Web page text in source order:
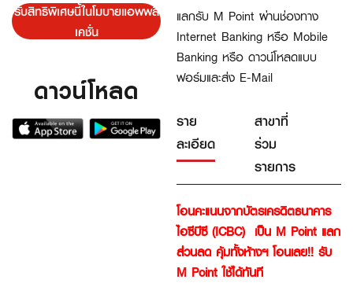
รับสิทธิพิเศษนี้ในโมบายแอพพลิ
เคชั่น
ดาวน์โหลด
แลกรับ M Point ผ่านช่องทาง
Internet Banking หรือ Mobile
Banking หรือ ดาวน์โหลดแบบ
ฟอร์มและส่ง E-Mail
ราย
ละเอียด
สาขาที่
ร่วม
รายการ
โอนคะแนนจากบัตรเครดิตธนาคาร
ไอซีบีซี (ICBC) เป็น M Point แลก
ส่วนลด คุ้มทั้งห้างฯ โอนเลย!! รับ
M Point ใช้ได้ทันที